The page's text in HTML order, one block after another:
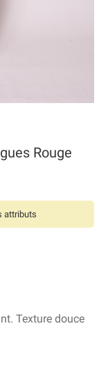
Rouge
attributs
Texture douce